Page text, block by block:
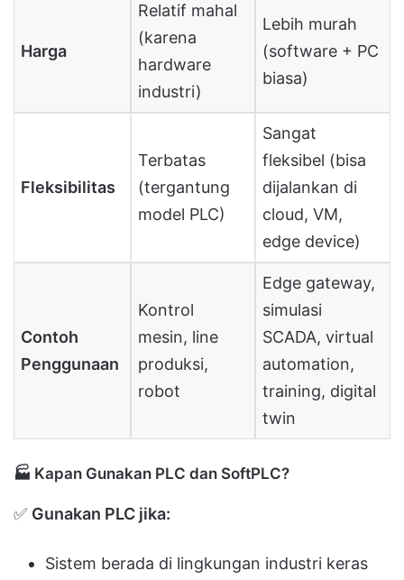
Harga
Relatif mahal
(karena
hardware
industri)
Lebih murah
(software + PC
biasa)
Fleksibilitas
Terbatas
(tergantung
model PLC)
Sangat
fleksibel (bisa
dijalankan di
cloud, VM,
edge device)
Contoh
Penggunaan
Kontrol
mesin, line
produksi,
robot
Edge gateway,
simulasi
SCADA, virtual
automation,
training, digital
twin
🏭 Kapan Gunakan PLC dan SoftPLC?
✅ Gunakan PLC jika:
Sistem berada di lingkungan industri keras